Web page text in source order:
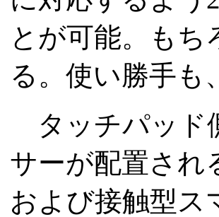
とが可能。も
る。使い勝手も
タッチパッド
サーが配置され
および接触型ス